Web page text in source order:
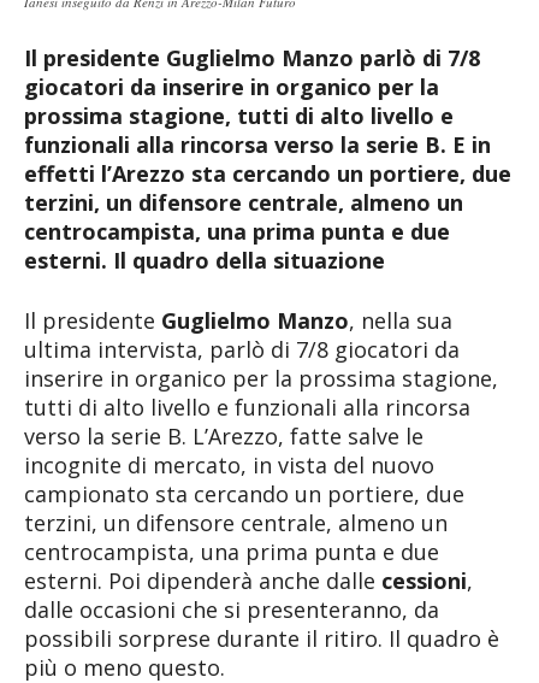
Il presidente Guglielmo Manzo parlò di 7/8
giocatori da inserire in organico per la
prossima stagione, tutti di alto livello e
funzionali alla rincorsa verso la serie B. E in
effetti l’Arezzo sta cercando un portiere, due
terzini, un difensore centrale, almeno un
centrocampista, una prima punta e due
esterni. Il quadro della situazione
Il presidente Guglielmo Manzo, nella sua
ultima intervista, parlò di 7/8 giocatori da
inserire in organico per la prossima stagione,
tutti di alto livello e funzionali alla rincorsa
verso la serie B. L’Arezzo, fatte salve le
incognite di mercato, in vista del nuovo
campionato sta cercando un portiere, due
terzini, un difensore centrale, almeno un
centrocampista, una prima punta e due
esterni. Poi dipenderà anche dalle cessioni,
dalle occasioni che si presenteranno, da
possibili sorprese durante il ritiro. Il quadro è
più o meno questo.